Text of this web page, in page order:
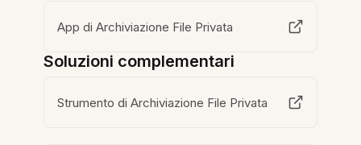
App di Archiviazione File Privata
Soluzioni complementari
Strumento di Archiviazione File Privata